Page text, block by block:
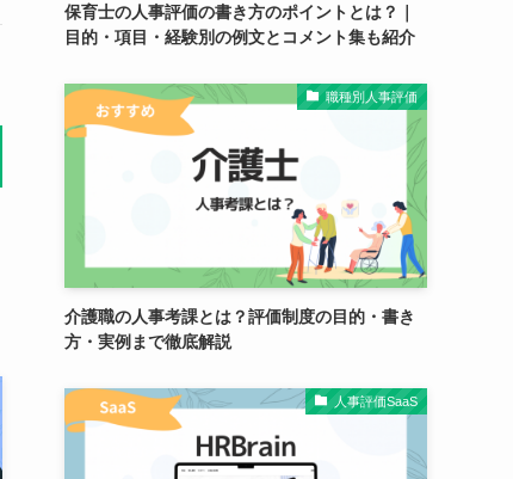
保育士の人事評価の書き方のポイントとは？｜
目的・項目・経験別の例文とコメント集も紹介
職種別人事評価
介護職の人事考課とは？評価制度の目的・書き
方・実例まで徹底解説
人事評価SaaS